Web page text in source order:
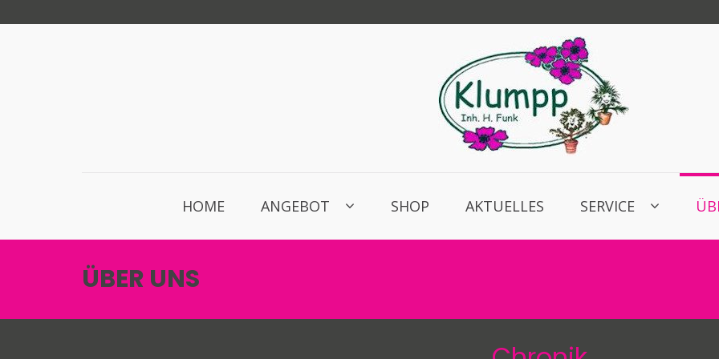
Inhalt
HOME ANGEBOT SHOP AKTUELLES SERVICE
ÜBER UNS